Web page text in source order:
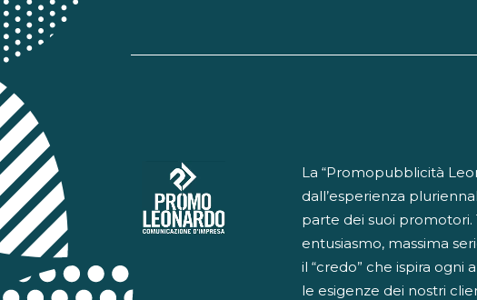
La “Promopubblicità
dall’esperienza
parte dei suoi promotori.
entusiasmo, massima
il “credo” che ispira ogni
le esigenze dei nostri